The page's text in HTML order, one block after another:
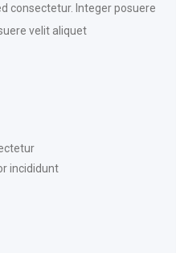
consectetur. Integer posuere
velit aliquet
incididunt